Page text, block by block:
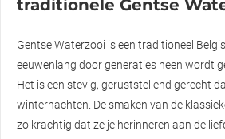
traditionele Gentse
Gentse Waterzooi is een traditioneel
eeuwenlang door generaties heen wordt
Het is een stevig, geruststellend gerecht
winternachten. De smaken van de
zo krachtig dat ze je herinneren aan de